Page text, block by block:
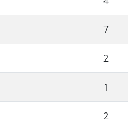
7
2
1
2